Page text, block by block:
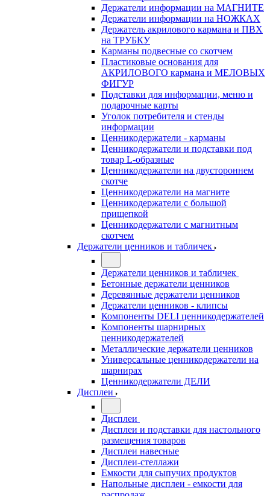
Держатели информации на МАГНИТЕ
Держатели информации на НОЖКАХ
Держатель акрилового кармана и ПВХ
на ТРУБКУ
Карманы подвесные со скотчем
Пластиковые основания для
АКРИЛОВОГО кармана и МЕЛОВЫХ
ФИГУР
Подставки для информации, меню и
подарочные карты
Уголок потребителя и стенды
информации
Ценникодержатели - карманы
Ценникодержатели и подставки под
товар L-образные
Ценникодержатели на двустороннем
скотче
Ценникодержатели на магните
Ценникодержатели с большой
прищепкой
Ценникодержатели с магнитным
скотчем
Держатели ценников и табличек
Держатели ценников и табличек
Бетонные держатели ценников
Деревянные держатели ценников
Держатели ценников - клипсы
Компоненты DELI ценникодержателей
Компоненты шарнирных
ценникодержателей
Металлические держатели ценников
Универсальные ценникодержатели на
шарнирах
Ценникодержатели ДЕЛИ
Дисплеи
Дисплеи
Дисплеи и подставки для настольного
размещения товаров
Дисплеи навесные
Дисплеи-стеллажи
Емкости для сыпучих продуктов
Напольные дисплеи - емкости для